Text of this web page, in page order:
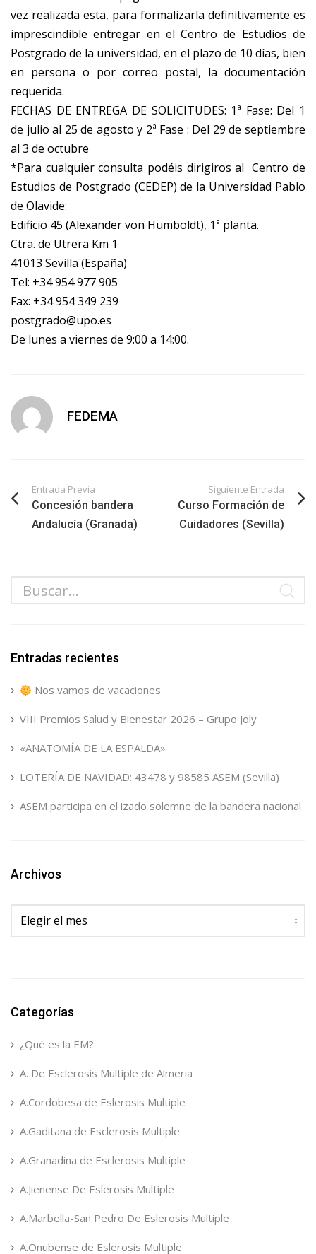
vez realizada esta, para formalizarla definitivamente es
imprescindible entregar en el Centro de Estudios de
Postgrado de la universidad, en el plazo de 10 días, bien
en persona o por correo postal, la documentación
requerida.
FECHAS DE ENTREGA DE SOLICITUDES: 1ª Fase: Del 1
de julio al 25 de agosto y 2ª Fase : Del 29 de septiembre
al 3 de octubre
*Para cualquier consulta podéis dirigiros al Centro de
Estudios de Postgrado (CEDEP) de la Universidad Pablo
de Olavide:
Edificio 45 (Alexander von Humboldt), 1ª planta.
Ctra. de Utrera Km 1
41013 Sevilla (España)
Tel: +34 954 977 905
Fax: +34 954 349 239
postgrado@upo.es
De lunes a viernes de 9:00 a 14:00.
FEDEMA
Entrada Previa
Concesión bandera
Andalucía (Granada)
Siguiente Entrada
Curso Formación de
Cuidadores (Sevilla)
Entradas recientes
Nos vamos de vacaciones
VIII Premios Salud y Bienestar 2026 – Grupo Joly
«ANATOMÍA DE LA ESPALDA»
LOTERÍA DE NAVIDAD: 43478 y 98585 ASEM (Sevilla)
ASEM participa en el izado solemne de la bandera nacional
Archivos
Archivos
Categorías
¿Qué es la EM?
A. De Esclerosis Multiple de Almeria
A.Cordobesa de Eslerosis Multiple
A.Gaditana de Esclerosis Multiple
A.Granadina de Esclerosis Multiple
A.Jienense De Eslerosis Multiple
A.Marbella-San Pedro De Eslerosis Multiple
A.Onubense de Eslerosis Multiple